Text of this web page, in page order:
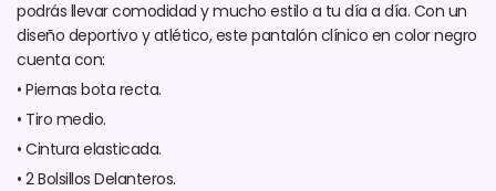
podrás llevar comodidad y mucho estilo a tu día a día. Con un
diseño deportivo y atlético, este pantalón clínico en color negro
cuenta con:
• Piernas bota recta.
• Tiro medio.
• Cintura elasticada.
• 2 Bolsillos Delanteros.